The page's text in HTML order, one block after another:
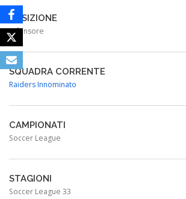
POSIZIONE
Difensore
SQUADRA CORRENTE
Raiders Innominato
CAMPIONATI
Soccer League
STAGIONI
Soccer League 33